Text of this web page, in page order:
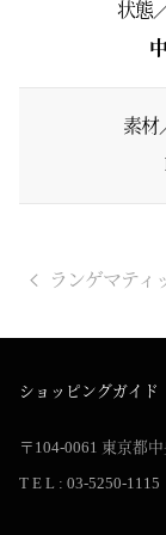
状態
素材
ランゲマテ
ショッピングガイド
〒104-0061 東京都
T E L : 03-5250-1115